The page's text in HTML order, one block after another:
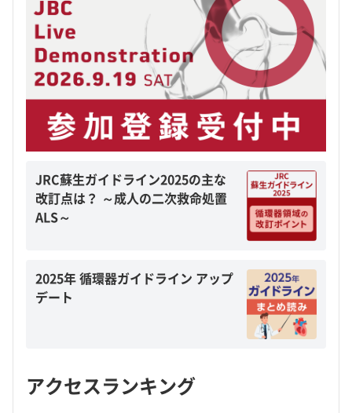
JRC蘇生ガイドライン2025の主な
改訂点は？ ～成人の二次救命処置
ALS～
2025年 循環器ガイドライン アップ
デート
アクセスランキング